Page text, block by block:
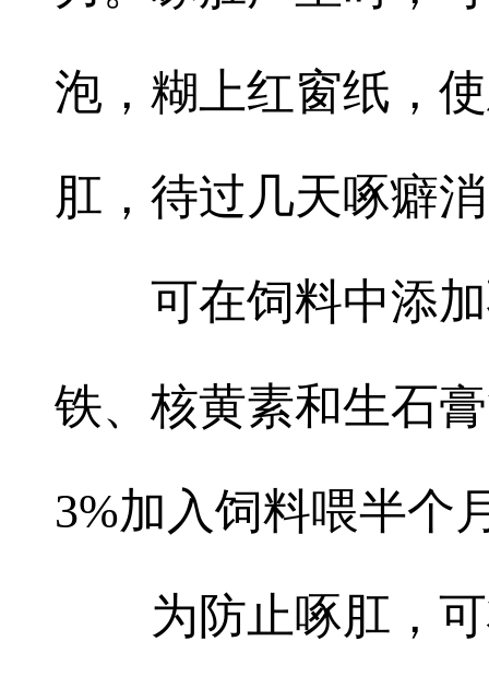
泡，糊上红窗纸，
肛，待过几天啄癖
可在饲料中添加
铁、核黄素和生石
3%加入饲料喂半个
为防止啄肛，可